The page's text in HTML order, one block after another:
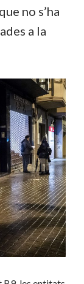
no s’ha
a la